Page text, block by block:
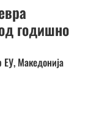
годишно
ЕУ, Македонија